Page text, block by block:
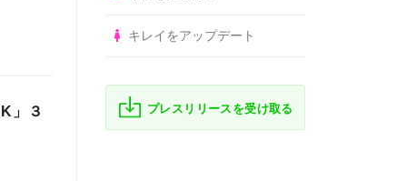
」３
キレイをアップデート
プレスリリースを受け取る